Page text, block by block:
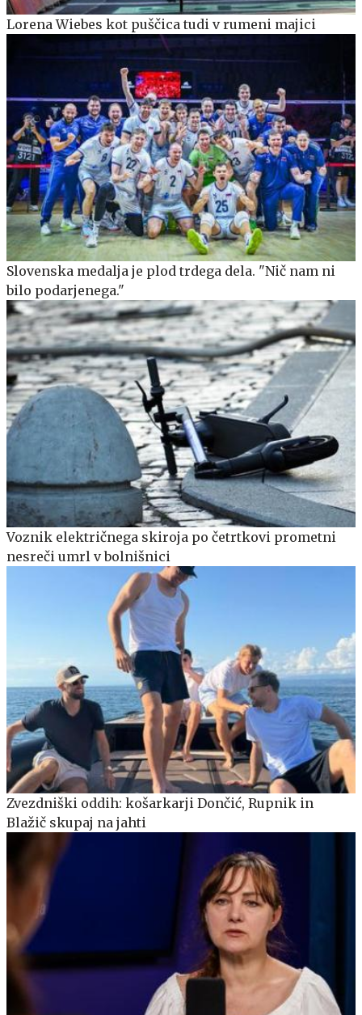
Lorena Wiebes kot puščica tudi v rumeni majici
Slovenska medalja je plod trdega dela. "Nič nam ni
bilo podarjenega."
Voznik električnega skiroja po četrtkovi prometni
nesreči umrl v bolnišnici
Zvezdniški oddih: košarkarji Dončić, Rupnik in
Blažič skupaj na jahti